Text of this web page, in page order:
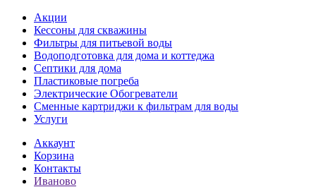
Акции
Кессоны для скважины
Фильтры для питьевой воды
Водоподготовка для дома и коттеджа
Септики для дома
Пластиковые погреба
Электрические Обогреватели
Сменные картриджи к фильтрам для воды
Услуги
Аккаунт
Корзина
Контакты
Иваново